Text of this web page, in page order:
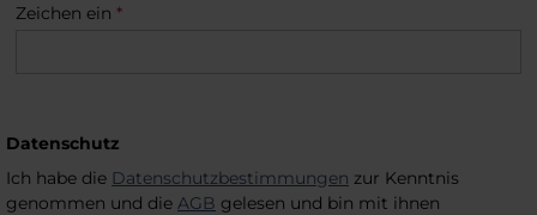
Zeichen ein *
Datenschutz
Ich habe die Datenschutzbestimmungen zur Kenntnis
genommen und die AGB gelesen und bin mit ihnen